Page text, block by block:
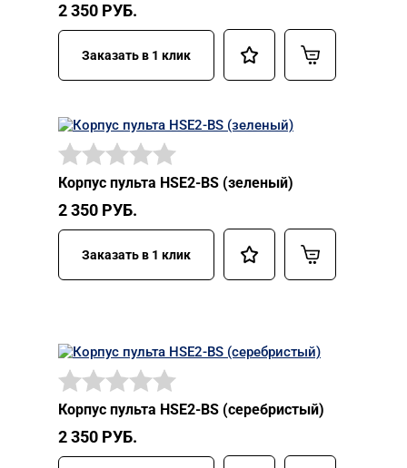
2 350 РУБ.
Заказать в 1 клик
Корпус пульта HSE2-BS (зеленый)
2 350 РУБ.
Заказать в 1 клик
Корпус пульта HSE2-BS (серебристый)
2 350 РУБ.